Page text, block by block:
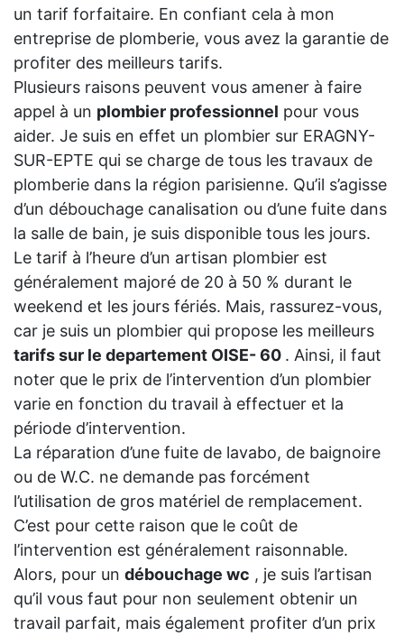
un tarif forfaitaire. En confiant cela à mon
entreprise de plomberie, vous avez la garantie de
profiter des meilleurs tarifs.
Plusieurs raisons peuvent vous amener à faire
appel à un plombier professionnel pour vous
aider. Je suis en effet un plombier sur ERAGNY-
SUR-EPTE qui se charge de tous les travaux de
plomberie dans la région parisienne. Qu’il s’agisse
d’un débouchage canalisation ou d’une fuite dans
la salle de bain, je suis disponible tous les jours.
Le tarif à l’heure d’un artisan plombier est
généralement majoré de 20 à 50 % durant le
weekend et les jours fériés. Mais, rassurez-vous,
car je suis un plombier qui propose les meilleurs
tarifs sur le departement OISE- 60 . Ainsi, il faut
noter que le prix de l’intervention d’un plombier
varie en fonction du travail à effectuer et la
période d’intervention.
La réparation d’une fuite de lavabo, de baignoire
ou de W.C. ne demande pas forcément
l’utilisation de gros matériel de remplacement.
C’est pour cette raison que le coût de
l’intervention est généralement raisonnable.
Alors, pour un débouchage wc , je suis l’artisan
qu’il vous faut pour non seulement obtenir un
travail parfait, mais également profiter d’un prix